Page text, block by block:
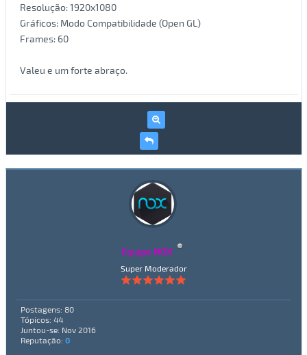
Resolução: 1920x1080
Gráficos: Modo Compatibilidade (Open GL)
Frames: 60
Valeu e um forte abraço.
Equipe NOX
Super Moderador
Postagens: 80
Tópicos: 44
Juntou-se: Nov 2016
Reputação: 0